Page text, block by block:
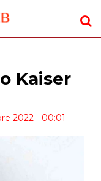
Kaiser
2022 - 00:01